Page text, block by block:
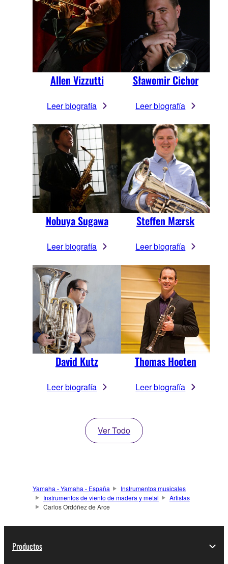
Allen Vizzutti
Leer biografía
Sławomir Cichor
Leer biografía
Nobuya Sugawa
Leer biografía
Steffen Mærsk
Leer biografía
David Kutz
Leer biografía
Thomas Hooten
Leer biografía
Ver Todo
Yamaha - Yamaha - España
Instrumentos musicales
Instrumentos de viento de madera y metal
Artistas
Carlos Ordóñez de Arce
Productos